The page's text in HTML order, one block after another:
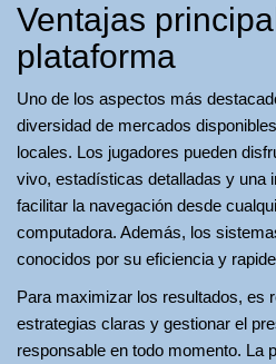
Ventajas
plataforma
Uno de los aspectos más
diversidad de mercados
locales. Los jugadores pueden
vivo, estadísticas detalladas y una
facilitar la navegación desde
computadora. Además, los
conocidos por su eficiencia y
Para maximizar los resultados, es
estrategias claras y gestionar el
responsable en todo momento. La